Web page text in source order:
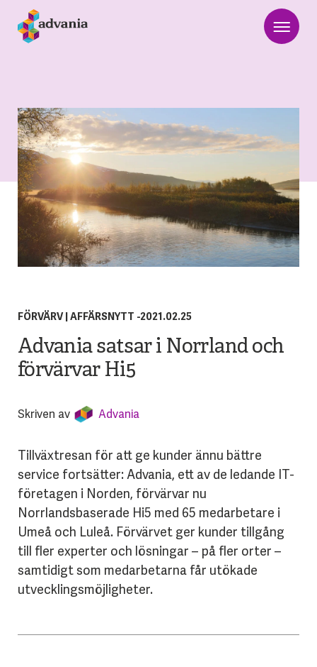
FÖRVÄRV|AFFÄRSNYTT -2021.02.25
Advania satsar i Norrland och
förvärvar Hi5
Skriven av Advania
Tillväxtresan för att ge kunder ännu bättre
service fortsätter: Advania, ett av de ledande IT-
företagen i Norden, förvärvar nu
Norrlandsbaserade Hi5 med 65 medarbetare i
Umeå och Luleå. Förvärvet ger kunder tillgång
till fler experter och lösningar – på fler orter –
samtidigt som medarbetarna får utökade
utvecklingsmöjligheter.